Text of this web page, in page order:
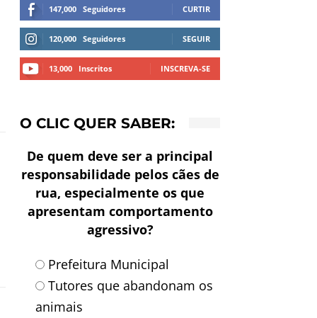
147,000 Seguidores CURTIR
120,000 Seguidores SEGUIR
13,000 Inscritos INSCREVA-SE
O CLIC QUER SABER:
De quem deve ser a principal
responsabilidade pelos cães de
rua, especialmente os que
apresentam comportamento
agressivo?
Prefeitura Municipal
Tutores que abandonam os
animais